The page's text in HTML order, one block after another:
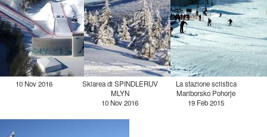
10 Nov 2016
Skiarea di SPINDLERUV
MLYN
10 Nov 2016
La stazione sciistica
Mariborsko Pohorje
19 Feb 2015